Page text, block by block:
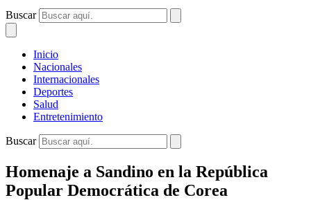
Buscar
Inicio
Nacionales
Internacionales
Deportes
Salud
Entretenimiento
Buscar
Homenaje a Sandino en la República
Popular Democrática de Corea